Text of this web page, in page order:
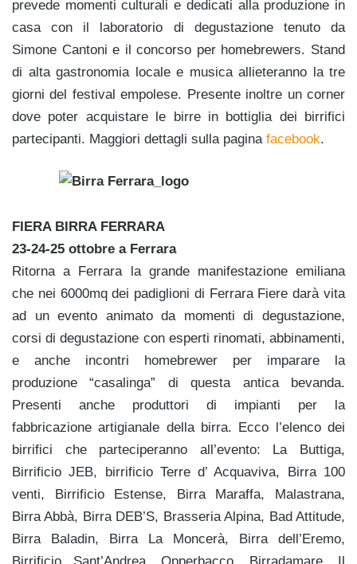
prevede momenti culturali e dedicati alla produzione in
casa con il laboratorio di degustazione tenuto da
Simone Cantoni e il concorso per homebrewers. Stand
di alta gastronomia locale e musica allieteranno la tre
giorni del festival empolese. Presente inoltre un corner
dove poter acquistare le birre in bottiglia dei birrifici
partecipanti. Maggiori dettagli sulla pagina facebook.
FIERA BIRRA FERRARA
23-24-25 ottobre a Ferrara
Ritorna a Ferrara la grande manifestazione emiliana
che nei 6000mq dei padiglioni di Ferrara Fiere darà vita
ad un evento animato da momenti di degustazione,
corsi di degustazione con esperti rinomati, abbinamenti,
e anche incontri homebrewer per imparare la
produzione “casalinga” di questa antica bevanda.
Presenti anche produttori di impianti per la
fabbricazione artigianale della birra. Ecco l’elenco dei
birrifici che parteciperanno all’evento: La Buttiga,
Birrificio JEB, birrificio Terre d’ Acquaviva, Birra 100
venti, Birrificio Estense, Birra Maraffa, Malastrana,
Birra Abbà, Birra DEB’S, Brasseria Alpina, Bad Attitude,
Birra Baladin, Birra La Moncerà, Birra dell’Eremo,